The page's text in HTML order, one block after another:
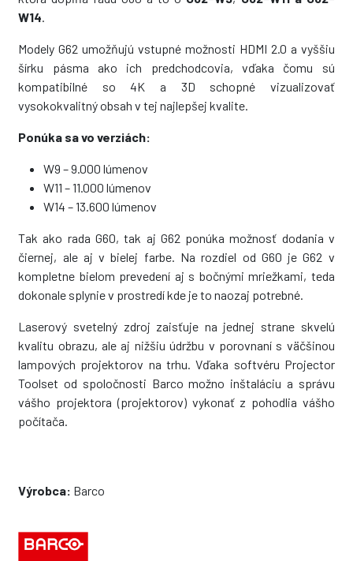
W14.
Modely G62 umožňujú vstupné možnosti HDMI 2.0 a vyššiu
šírku pásma ako ich predchodcovia, vďaka čomu sú
kompatibilné so 4K a 3D schopné vizualizovať
vysokokvalitný obsah v tej najlepšej kvalite.
Ponúka sa vo verziách:
W9 – 9.000 lúmenov
W11 – 11.000 lúmenov
W14 – 13.600 lúmenov
Tak ako rada G60, tak aj G62 ponúka možnosť dodania v
čiernej, ale aj v bielej farbe. Na rozdiel od G60 je G62 v
kompletne bielom prevedení aj s bočnými mriežkami, teda
dokonale splynie v prostredí kde je to naozaj potrebné.
Laserový svetelný zdroj zaisťuje na jednej strane skvelú
kvalitu obrazu, ale aj nižšiu údržbu v porovnaní s väčšinou
lampových projektorov na trhu. Vďaka softvéru Projector
Toolset od spoločnosti Barco možno inštaláciu a správu
vášho projektora (projektorov) vykonať z pohodlia vášho
počítača.
Výrobca: Barco